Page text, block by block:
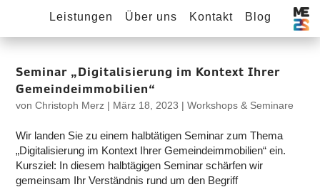
Leistungen Über uns Kontakt Blog
Seminar „Digitalisierung im Kontext Ihrer
Gemeindeimmobilien“
vonChristoph Merz | März 18, 2023 |Workshops & Seminare
Wir landen Sie zu einem halbtätigen Seminar zum Thema
„Digitalisierung im Kontext Ihrer Gemeindeimmobilien“ ein.
Kursziel: In diesem halbtägigen Seminar schärfen wir
gemeinsam Ihr Verständnis rund um den Begriff